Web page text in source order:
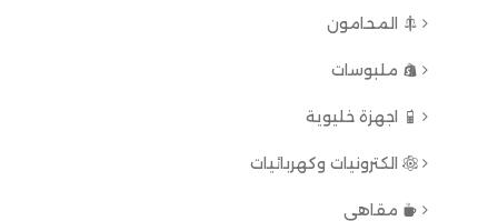
المحامون
ملبوسات
اجهزة خليوية
الكترونيات وكهربائيات
مقاهي